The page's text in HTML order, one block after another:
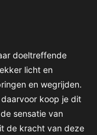
doeltreffende
licht en
en wegrijden.
koop je dit
sensatie van
de kracht van deze